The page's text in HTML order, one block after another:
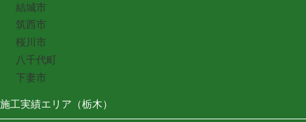
結城市
筑西市
桜川市
八千代町
下妻市
施工実績エリア（栃木）